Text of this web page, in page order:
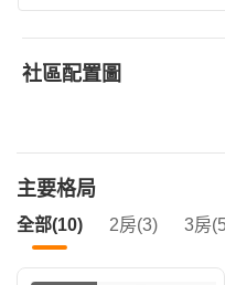
社區配置圖
主要格局
全部(10) 2房(3) 3房